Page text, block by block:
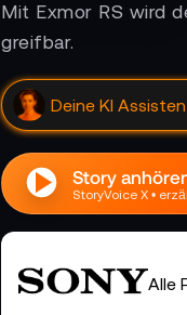
Mit Exmor RS wird
greifbar.
Klicke hier. Ich
Story
StoryVoice X •
Alle